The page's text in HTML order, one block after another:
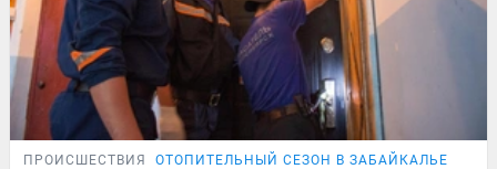
ПРОИСШЕСТВИЯ ОТОПИТЕЛЬНЫЙ СЕЗОН В ЗАБАЙКАЛЬЕ